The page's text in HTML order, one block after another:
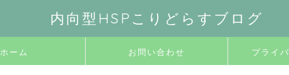
内向型HSPこりどらすブログ
ホーム お問い合わせ プライ